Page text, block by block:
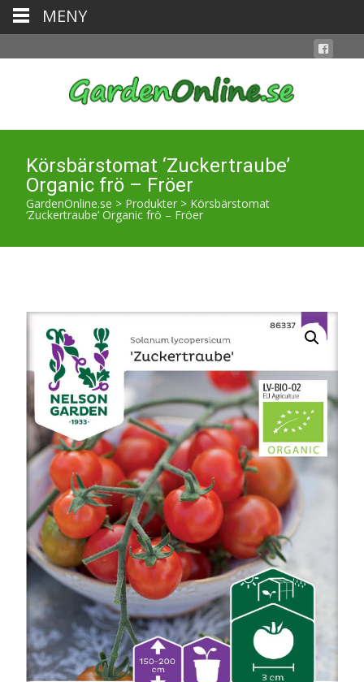
Körsbärstomat ‘Zuckertraube’
Organic frö – Fröer
GardenOnline.se > Produkter > Körsbärstomat
‘Zuckertraube’ Organic frö – Fröer
MENY